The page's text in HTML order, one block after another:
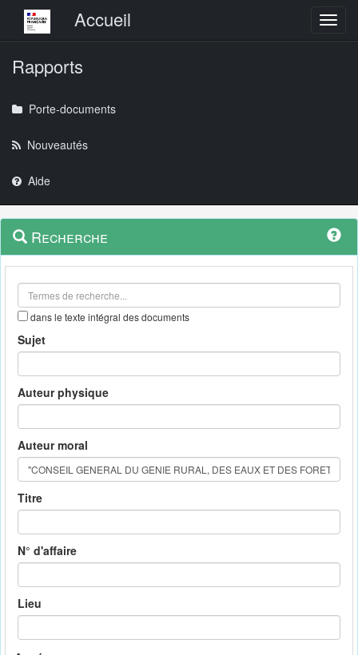
Menu principalAccueil
Rapports
Porte-documents
Nouveautés
Aide
Navigation
outils
Menu
contextuel
Recherche
dans le texte intégral des documents
Sujet
Auteur physique
Auteur moral
Titre
N° d'affaire
Lieu